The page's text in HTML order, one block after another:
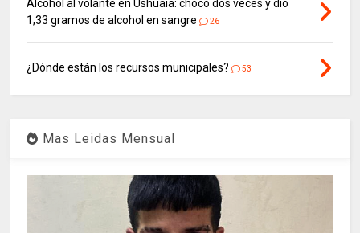
Alcohol al volante en Ushuaia: chocó dos veces y dio
1,33 gramos de alcohol en sangre
26
¿Dónde están los recursos municipales? 53
Mas Leidas Mensual